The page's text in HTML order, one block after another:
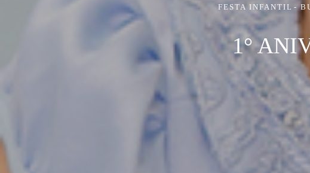
FESTA INFANTIL
1°